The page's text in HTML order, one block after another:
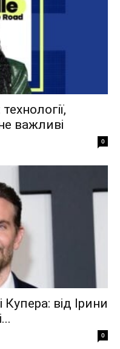
важливі
0
Купера: від Ірини
0